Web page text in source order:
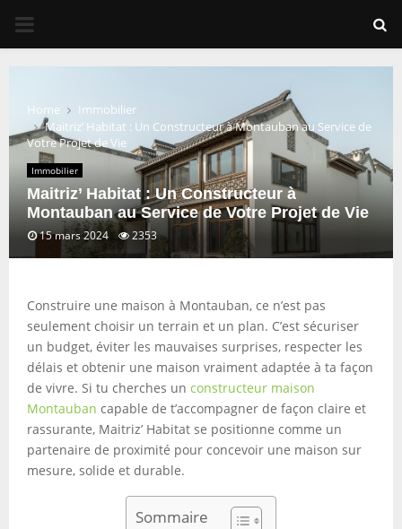
PRIMARY
MENU
Home
Immobilier
Maitriz’ Habitat : Un Constructeur à Montauban au Service de
Votre Projet de Vie
Immobilier
Maitriz’ Habitat : Un Constructeur à
Montauban au Service de Votre Projet de Vie
15 mars 2024 2353
Construire une maison à Montauban, ce n’est pas
seulement choisir un terrain et un plan. C’est sécuriser
un budget, éviter les mauvaises surprises, respecter les
délais et obtenir une maison vraiment adaptée à ta façon
de vivre. Si tu cherches un constructeur maison
Montauban capable de t’accompagner de façon claire et
rassurante, Maitriz’ Habitat se positionne comme un
partenaire de proximité pour concevoir une maison sur
mesure, solide et durable.
Sommaire